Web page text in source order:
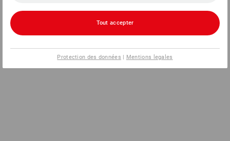
Tout accepter
Protection des données | Mentions legales